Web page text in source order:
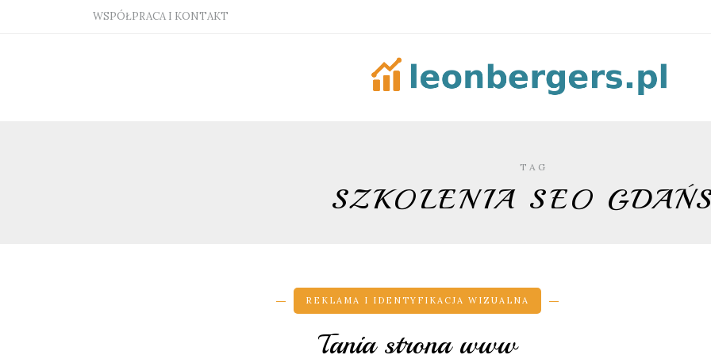
WSPÓŁPRACA I KONTAKT
TAG
SZKOLENIA SEO
REKLAMA I IDENTYFIKACJA WIZUALNA
Tania strona www